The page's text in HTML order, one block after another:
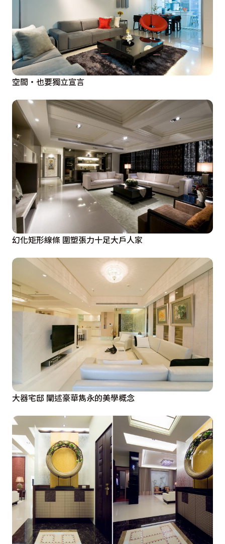
空間‧也要獨立宣言
幻化矩形線條 圍塑張力十足大戶人家
大器宅邸 闡述豪華雋永的美學概念